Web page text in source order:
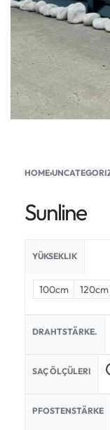
HOME›
Sunline
YÜKSEKLIK
100cm 120cm
DRAHTSTÄRKE.
SAÇ ÖLÇÜLERI
PFOSTENSTÄRKE